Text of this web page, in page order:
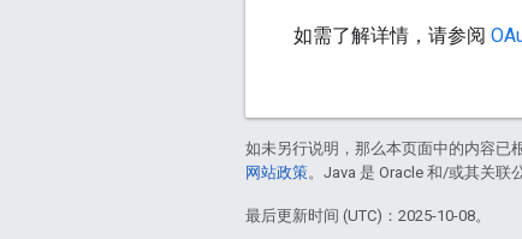
如需了解详情，请参阅
如未另行说明，那么本页面中的内容已
网站政策。Java 是 Oracle 和/或其关联
最后更新时间 (UTC)：2025-10-08。